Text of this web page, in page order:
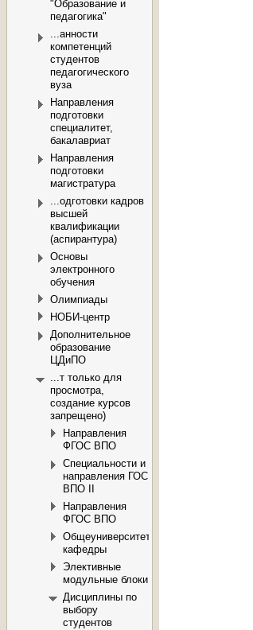
"Образование и
педагогика"
...анности
компетенций
студентов
педагогического
вуза
Направления
подготовки
специалитет,
бакалавриат
Направления
подготовки
магистратура
...одготовки кадров
высшей
квалификации
(аспирантура)
Основы
электронного
обучения
Олимпиады
НОБИ-центр
Дополнительное
образование
ЦДиПО
...т только для
просмотра,
создание курсов
запрещено)
Направления
ФГОС ВПО
Специальности и
направления ГОС
ВПО II
Направления
ФГОС ВПО
Общеуниверситетские
кафедры
Элективные
модульные блоки
Дисциплины по
выбору
студентов